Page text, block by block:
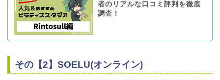
者のリアルな口コミ評判を徹底
調査！
その【2】SOELU(オンライン)